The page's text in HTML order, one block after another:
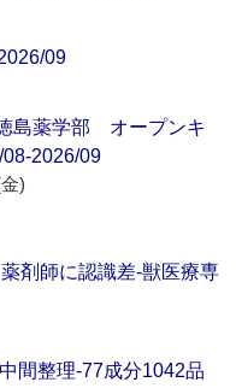
09
島薬学部 オープンキ
2026/09
)
剤師に認識差‐獣医療専
間整理‐77成分1042品